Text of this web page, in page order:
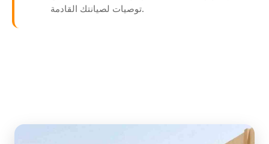
توصيات لصيانتك القادمة.